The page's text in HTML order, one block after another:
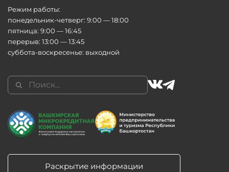
Режим работы:
понедельник-четверг: 9:00 — 18:00
пятница: 9:00 — 16:45
перерыв: 13:00 — 13:45
суббота-воскресенье: выходной
Раскрытие информации